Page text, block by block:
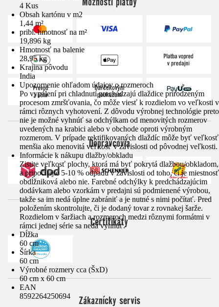
4 Kus
Obsah kartónu v m2
1,44 m²
pribl. hmotnosť na m²
19,896 kg
Hmotnosť na balenie
28,95 kg
Krajina pôvodu
India
Upozornenie ohľadom údajov o rozmeroch
Po vypálení pri chladnutí prechádzajú dlaždice prirodzeným
procesom zmršťovania, čo môže viesť k rozdielom vo veľkosti v
rámci rôznych vyhotovení. Z dôvodu výrobnej technológie preto
nie je možné vyhnúť sa odchýlkam od menovitých rozmerov
uvedených na krabici alebo v obchode oproti výrobným
rozmerom. V prípade rektifikovaných dlaždíc môže byť veľkosť
menšia ako menovitá veľkosť v závislosti od pôvodnej veľkosti.
Informácie k nákupu dlažby/obkladu
Zistite veľkosť plochy, ktorá má byť pokrytá dlažbou/obkladom,
a pripočítajte 5-10 % odpadu v závislosti od toho, či je miestnosť
obdĺžniková alebo nie. Farebné odchýlky k predchádzajúcim
dodávkam alebo vzorkám v predajni sú podmienené výrobou,
takže sa im nedá úplne zabrániť a je nutné s nimi počítať. Pred
položením skontrolujte, či je dodaný tovar z rovnakej šarže.
Rozdielom v šaržiach a rozmeroch medzi rôznymi formátmi v
rámci jednej série sa nedá vyhnúť.
Dĺžka
60 cm
Šírka
60 cm
Výrobné rozmery cca (ŠxD)
60 cm x 60 cm
EAN
8592264250694
Dopravcovia
Certifikáty
Zákaznícky servis